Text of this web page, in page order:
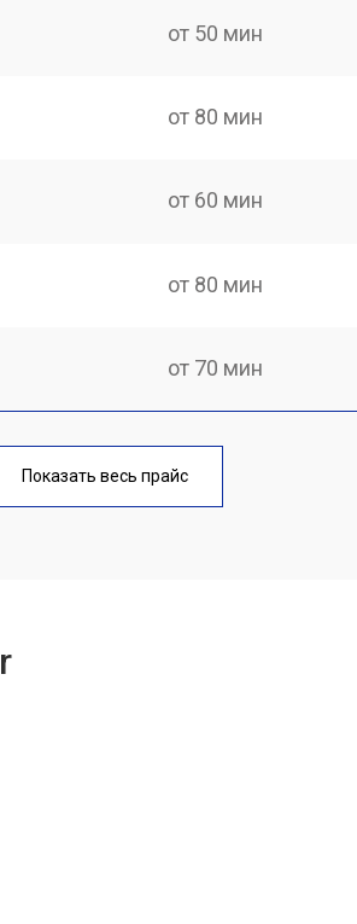
от 50 мин
от 80 мин
от 60 мин
от 80 мин
от 70 мин
от 70 мин
Показать весь прайс